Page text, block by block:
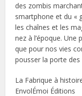
des zombis
smartphone et du «
les chaînes et les
nez à l’époque.
que pour nos vies
pousser la porte
La Fabrique à
EnvolÉmoi Éditions